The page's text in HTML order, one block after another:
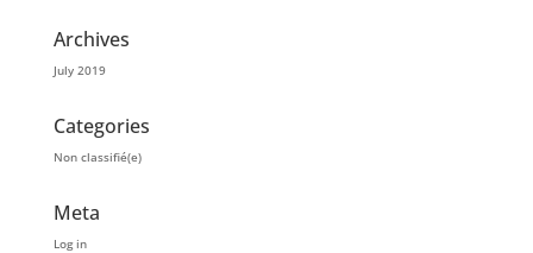
Archives
July 2019
Categories
Non classifié(e)
Meta
Log in